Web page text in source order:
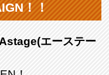
！！
エーステー